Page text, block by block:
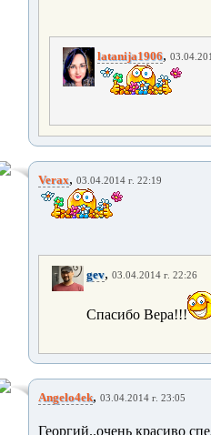
latanija1906,
Verax, 03.04.2014 г. 22:19
gev, 03.04.2014 г. 22:26
Спасибо Вера!!!
Angelo4ek, 03.04.2014 г. 23:05
Георгий..очень красиво